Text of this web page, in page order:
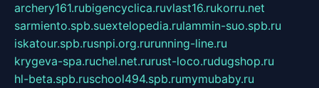
archery161.rubigencyclica.ruvlast16.rukorru.net
sarmiento.spb.suextelopedia.rulammin-suo.spb.ru
iskatour.spb.rusnpi.org.rurunning-line.ru
krygeva-spa.ruchel.net.rurust-loco.rudugshop.ru
hl-beta.spb.ruschool494.spb.rumymubaby.ru